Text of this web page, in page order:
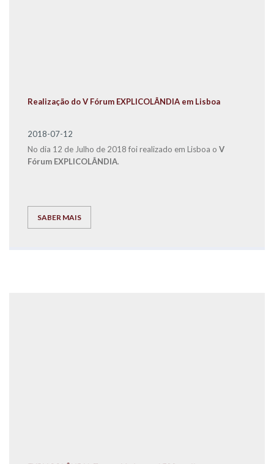
Realização do V Fórum EXPLICOLÂNDIA em Lisboa
2018-07-12
No dia 12 de Julho de 2018 foi realizado em Lisboa o V
Fórum EXPLICOLÂNDIA.
SABER MAIS